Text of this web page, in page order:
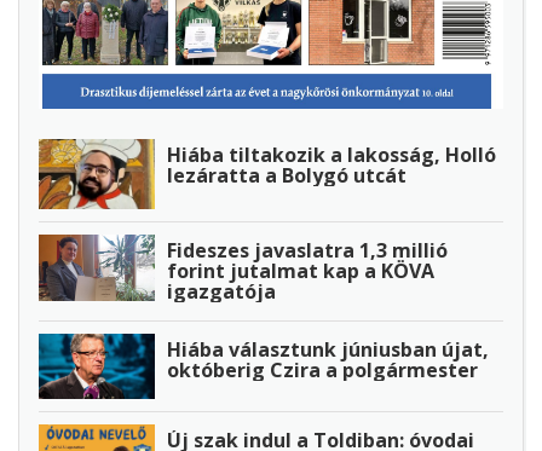
Hiába tiltakozik a lakosság, Holló
lezáratta a Bolygó utcát
Fideszes javaslatra 1,3 millió
forint jutalmat kap a KÖVA
igazgatója
Hiába választunk júniusban újat,
októberig Czira a polgármester
Új szak indul a Toldiban: óvodai